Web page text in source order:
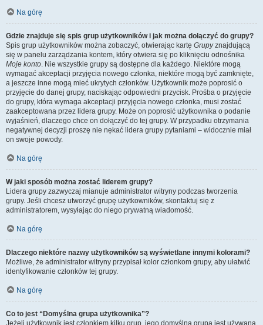
Na górę
Gdzie znajduje się spis grup użytkowników i jak można dołączyć do grupy?
Spis grup użytkowników można zobaczyć, otwierając kartę Grupyznajdującą
się w panelu zarządzania kontem, który otwiera się po kliknięciu odnośnika
Moje konto. Nie wszystkie grupy są dostępne dla każdego. Niektóre mogą
wymagać akceptacji przyjęcia nowego członka, niektóre mogą być zamknięte,
a jeszcze inne mogą mieć ukrytych członków. Użytkownik może poprosić o
przyjęcie do danej grupy, naciskając odpowiedni przycisk. Prośba o przyjęcie
do grupy, która wymaga akceptacji przyjęcia nowego członka, musi zostać
zaakceptowana przez lidera grupy. Może on poprosić użytkownika o podanie
wyjaśnień, dlaczego chce on dołączyć do tej grupy. W przypadku otrzymania
negatywnej decyzji proszę nie nękać lidera grupy pytaniami – widocznie miał
on swoje powody.
Na górę
W jaki sposób można zostać liderem grupy?
Lidera grupy zazwyczaj mianuje administrator witryny podczas tworzenia
grupy. Jeśli chcesz utworzyć grupę użytkowników, skontaktuj się z
administratorem, wysyłając do niego prywatną wiadomość.
Na górę
Dlaczego niektóre nazwy użytkowników są wyświetlane innymi kolorami?
Możliwe, że administrator witryny przypisał kolor członkom grupy, aby ułatwić
identyfikowanie członków tej grupy.
Na górę
Co to jest “Domyślna grupa użytkownika”?
Jeżeli użytkownik jest członkiem kilku grup, jego domyślna grupa jest używana